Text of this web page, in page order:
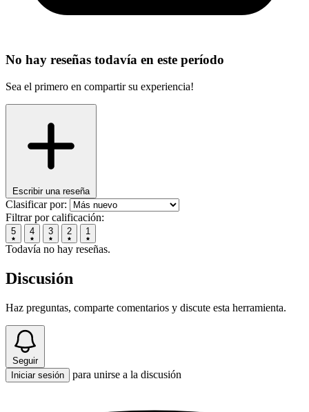
No hay reseñas todavía en este período
Sea el primero en compartir su experiencia!
Escribir una reseña
Clasificar por:
Filtrar por calificación:
5 4 3 2 1
Todavía no hay reseñas.
Discusión
Haz preguntas, comparte comentarios y discute esta herramienta.
Seguir
Iniciar sesión
para unirse a la discusión